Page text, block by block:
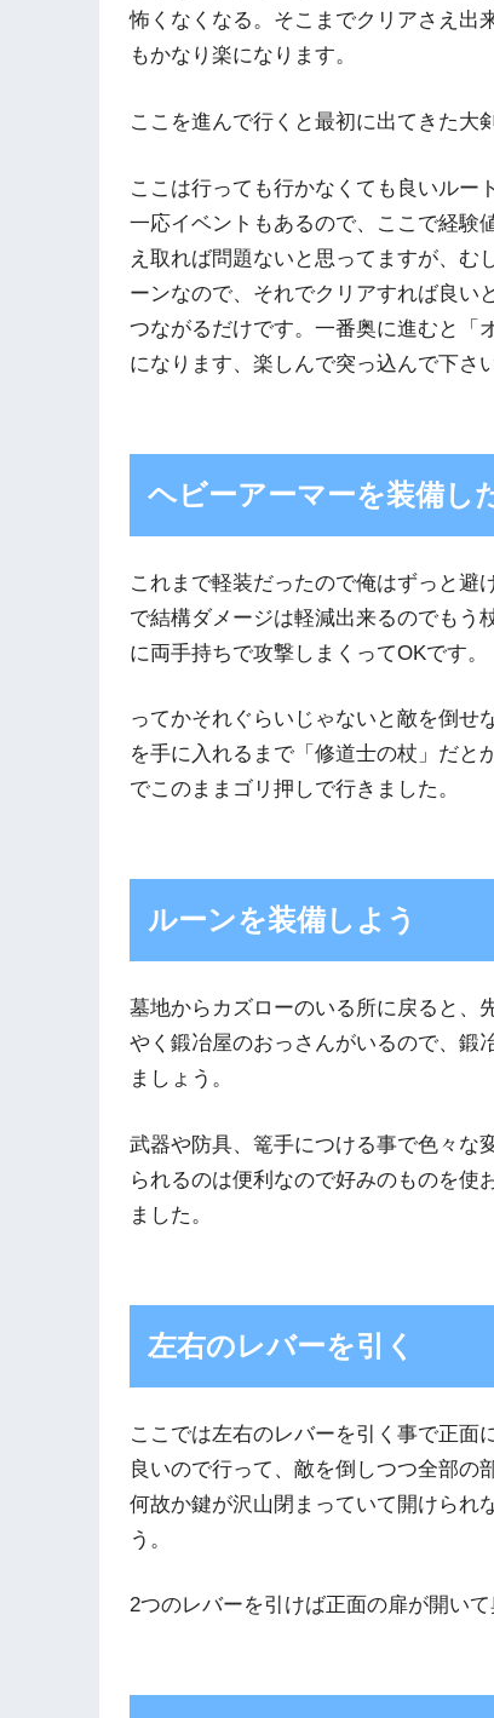
怖くなくなる。そこまでクリアさえ出
もかなり楽になります。
ここを進んで行くと最初に出てきた大
ここは行っても行かなくても良いルー
一応イベントもあるので、ここで経験
え取れば問題ないと思ってますが、む
ーンなので、それでクリアすれば良い
つながるだけです。一番奥に進むと「
になります、楽しんで突っ込んで下さ
ヘビーアーマーを装備し
これまで軽装だったので俺はずっと避
で結構ダメージは軽減出来るのでもう
に両手持ちで攻撃しまくってOKです。
ってかそれぐらいじゃないと敵を倒
を手に入れるまで「修道士の杖」だと
でこのままゴリ押しで行きました。
ルーンを装備しよう
墓地からカズローのいる所に戻ると、
やく鍛冶屋のおっさんがいるので、鍛
ましょう。
武器や防具、篭手につける事で色々な
られるのは便利なので好みのものを使
ました。
左右のレバーを引く
ここでは左右のレバーを引く事で正面
良いので行って、敵を倒しつつ全部の
何故か鍵が沢山閉まっていて開けられ
う。
2つのレバーを引けば正面の扉が開いて